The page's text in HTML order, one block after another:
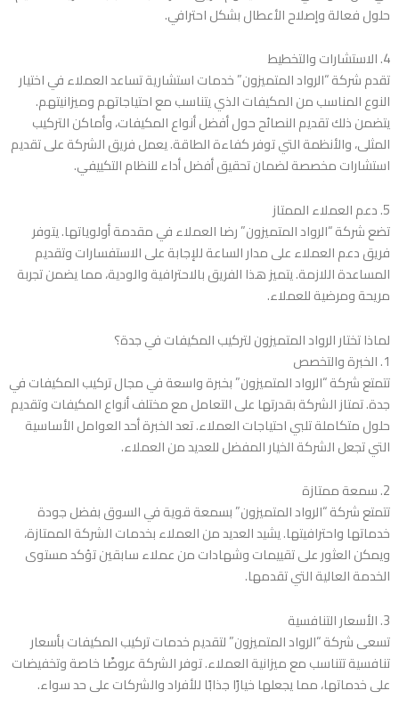
حلول فعالة وإصلاح الأعطال بشكل احترافي.
4. الاستشارات والتخطيط
تقدم شركة “الرواد المتميزون” خدمات استشارية تساعد العملاء في اختيار
النوع المناسب من المكيفات الذي يتناسب مع احتياجاتهم وميزانيتهم.
يتضمن ذلك تقديم النصائح حول أفضل أنواع المكيفات، وأماكن التركيب
المثلى، والأنظمة التي توفر كفاءة الطاقة. يعمل فريق الشركة على تقديم
استشارات مخصصة لضمان تحقيق أفضل أداء للنظام التكييفي.
5. دعم العملاء الممتاز
تضع شركة “الرواد المتميزون” رضا العملاء في مقدمة أولوياتها. يتوفر
فريق دعم العملاء على مدار الساعة للإجابة على الاستفسارات وتقديم
المساعدة اللازمة. يتميز هذا الفريق بالاحترافية والودية، مما يضمن تجربة
مريحة ومرضية للعملاء.
لماذا تختار الرواد المتميزون لتركيب المكيفات في جدة؟
1. الخبرة والتخصص
تتمتع شركة “الرواد المتميزون” بخبرة واسعة في مجال تركيب المكيفات في
جدة. تمتاز الشركة بقدرتها على التعامل مع مختلف أنواع المكيفات وتقديم
حلول متكاملة تلبي احتياجات العملاء. تعد الخبرة أحد العوامل الأساسية
التي تجعل الشركة الخيار المفضل للعديد من العملاء.
2. سمعة ممتازة
تتمتع شركة “الرواد المتميزون” بسمعة قوية في السوق بفضل جودة
خدماتها واحترافيتها. يشيد العديد من العملاء بخدمات الشركة الممتازة،
ويمكن العثور على تقييمات وشهادات من عملاء سابقين تؤكد مستوى
الخدمة العالية التي تقدمها.
3. الأسعار التنافسية
تسعى شركة “الرواد المتميزون” لتقديم خدمات تركيب المكيفات بأسعار
تنافسية تتناسب مع ميزانية العملاء. توفر الشركة عروضًا خاصة وتخفيضات
على خدماتها، مما يجعلها خيارًا جذابًا للأفراد والشركات على حد سواء.